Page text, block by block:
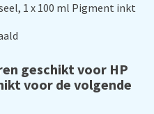
1 x 100 ml Pigment inkt
geschikt voor HP
voor de volgende